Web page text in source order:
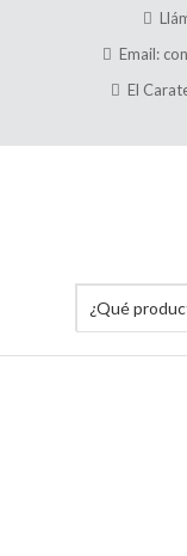
Email:
El